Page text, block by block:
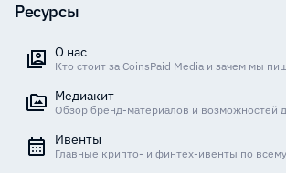
Ресурсы
О нас
Кто стоит за CoinsPaid Media и зачем мы
Медиакит
Обзор бренд-материалов и возможностей
Ивенты
Главные крипто- и финтех-ивенты по